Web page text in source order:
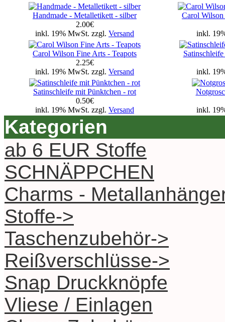
Handmade - Metalletikett - silber
2.00€
inkl. 19% MwSt. zzgl. Versand
Carol
inkl.
Carol Wilson Fine Arts - Teapots
2.25€
inkl. 19% MwSt. zzgl. Versand inkl.
Satinschleife mit Pünktchen - rot
0.50€
inkl. 19% MwSt. zzgl. Versand inkl.
Kategorien
ab 6 EUR Stoffe
SCHNÄPPCHEN
Charms -
Stoffe->
Taschenzubehör->
Reißverschlüsse->
Snap Druckknöpfe
Vliese / Einlagen